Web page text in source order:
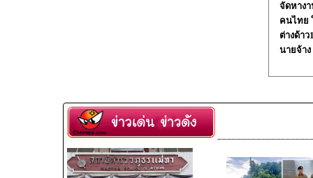
จัดหาง
คนไทย
ต่างด้า
นายจ้าง